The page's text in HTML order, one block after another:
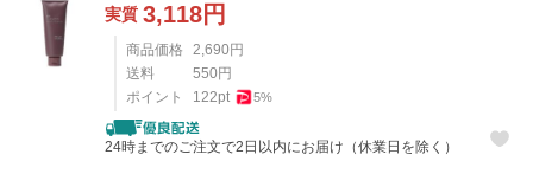
実質 3,118円
商品価格 2,690 円
送料
550 円
ポイント
122pt 5%
24時までのご注文で2日以内にお届け（休業日を除く）